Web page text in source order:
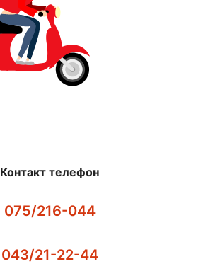
Контакт телефон
075/216-044
043/21-22-44